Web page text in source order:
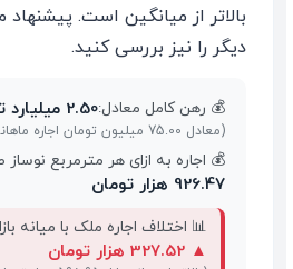
بالاتر از میانگین است.
دیگر را نیز بررسی کنید.
💰 رهن کامل معادل:2.50 میلیارد تومان
(معادل 75.00 میلیون تومان اجاره ماهانه)
💰 اجاره به ازای هر مترمربع نوساز
926.47 هزار تومان
📊 اختلاف اجاره ملک با میانه
▲327.52 هزار تومان